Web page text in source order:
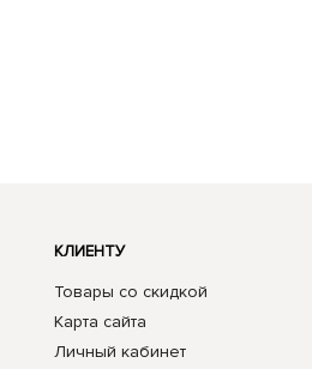
КЛИЕНТУ
Товары со скидкой
Карта сайта
Личный кабинет